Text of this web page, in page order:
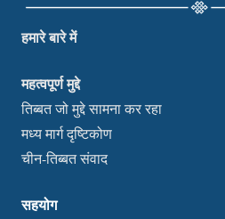
हमारे बारे में
महत्वपूर्ण मुद्दे
तिब्बत जो मुद्दे सामना कर रहा
मध्य मार्ग दृष्टिकोण
चीन-तिब्बत संवाद
सहयोग